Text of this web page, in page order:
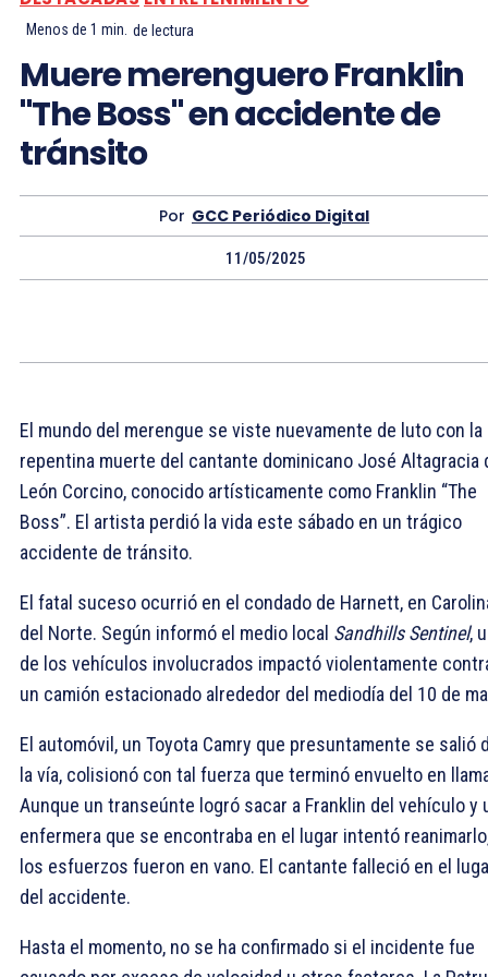
Menos de 1 min. de lectura
Muere merenguero Franklin
"The Boss" en accidente de
tránsito
Por GCC Periódico Digital
11/05/2025
El mundo del merengue se viste nuevamente de luto con la
repentina muerte del cantante dominicano José Altagracia
León Corcino, conocido artísticamente como Franklin “The
Boss”. El artista perdió la vida este sábado en un trágico
accidente de tránsito.
El fatal suceso ocurrió en el condado de Harnett, en
del Norte. Según informó el medio local Sandhills Sentinel,
de los vehículos involucrados impactó violentamente
un camión estacionado alrededor del mediodía del 10 de
El automóvil, un Toyota Camry que presuntamente se salió
la vía, colisionó con tal fuerza que terminó envuelto en
Aunque un transeúnte logró sacar a Franklin del vehículo y
enfermera que se encontraba en el lugar intentó
los esfuerzos fueron en vano. El cantante falleció en el
del accidente.
Hasta el momento, no se ha confirmado si el incidente fue